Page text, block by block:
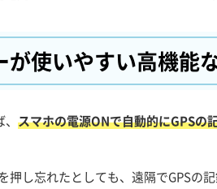
が使いやすい高機能
スマホの電源ONで自動的にGPSの
押し忘れたとしても、遠隔でGPSの